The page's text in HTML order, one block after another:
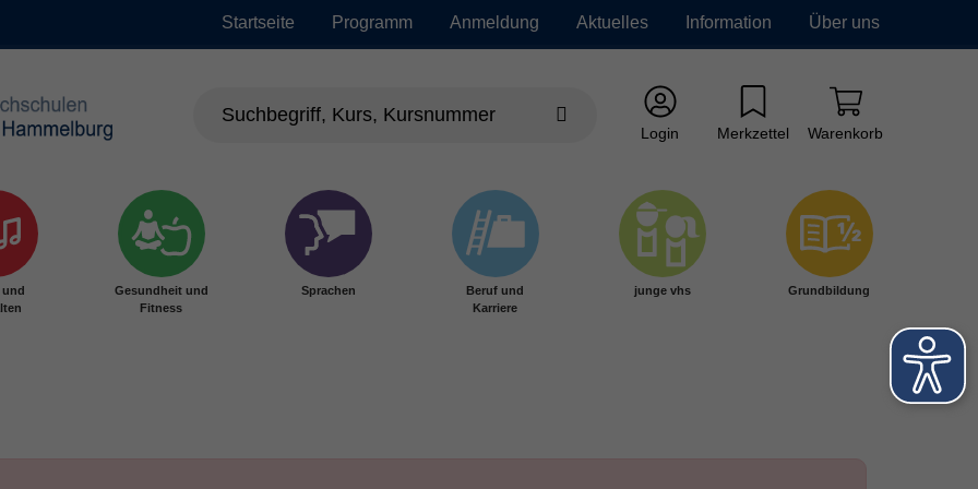
Startseite Programm Anmeldung Aktuelles Information Über uns
Login Merkzettel Warenkorb
Gesundheit und
Fitness
Sprachen
Beruf und
Karriere
junge vhs Grundbildung